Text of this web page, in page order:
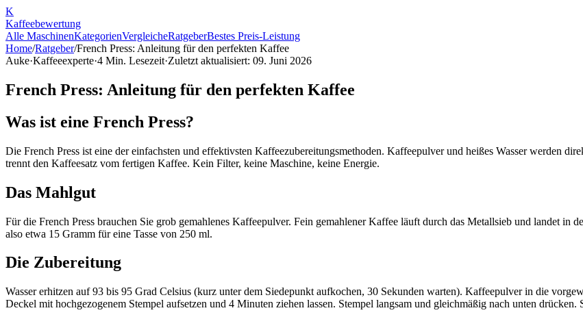
K
Kaffeebewertung
Alle MaschinenKategorienVergleicheRatgeberBestes Preis-Leistung
Home/Ratgeber/French Press: Anleitung für den perfekten Kaffee
Auke·Kaffeeexperte·4 Min. Lesezeit·Zuletzt aktualisiert: 09. Juni 2026
French Press: Anleitung für den perfekten Kaffee
Was ist eine French Press?
Die French Press ist eine der einfachsten und effektivsten Kaffeezubereitungsmethoden. Kaffeepulver und heißes Wasser werden
trennt den Kaffeesatz vom fertigen Kaffee. Kein Filter, keine Maschine, keine Energie.
Das Mahlgut
Für die French Press brauchen Sie grob gemahlenes Kaffeepulver. Fein gemahlener Kaffee läuft durch das Metallsieb und landet in
also etwa 15 Gramm für eine Tasse von 250 ml.
Die Zubereitung
Wasser erhitzen auf 93 bis 95 Grad Celsius (kurz unter dem Siedepunkt aufkochen, 30 Sekunden warten). Kaffeepulver in die
Deckel mit hochgezogenem Stempel aufsetzen und 4 Minuten ziehen lassen. Stempel langsam und gleichmäßig nach unten